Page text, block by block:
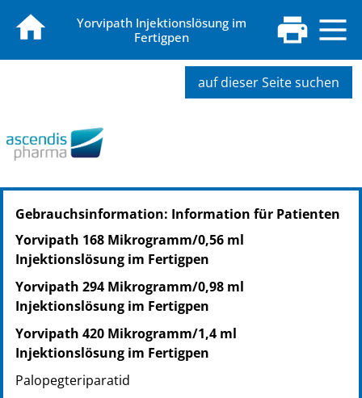
Yorvipath Injektionslösung im
Fertigpen
auf dieser Seite suchen
PZN: 18832221
PPN: 111883222105
Gebrauchsinformation: Information für Patienten
Yorvipath 168 Mikrogramm/0,56 ml
Injektionslösung im Fertigpen
Yorvipath 294 Mikrogramm/0,98 ml
Injektionslösung im Fertigpen
Yorvipath 420 Mikrogramm/1,4 ml
Injektionslösung im Fertigpen
Palopegteriparatid